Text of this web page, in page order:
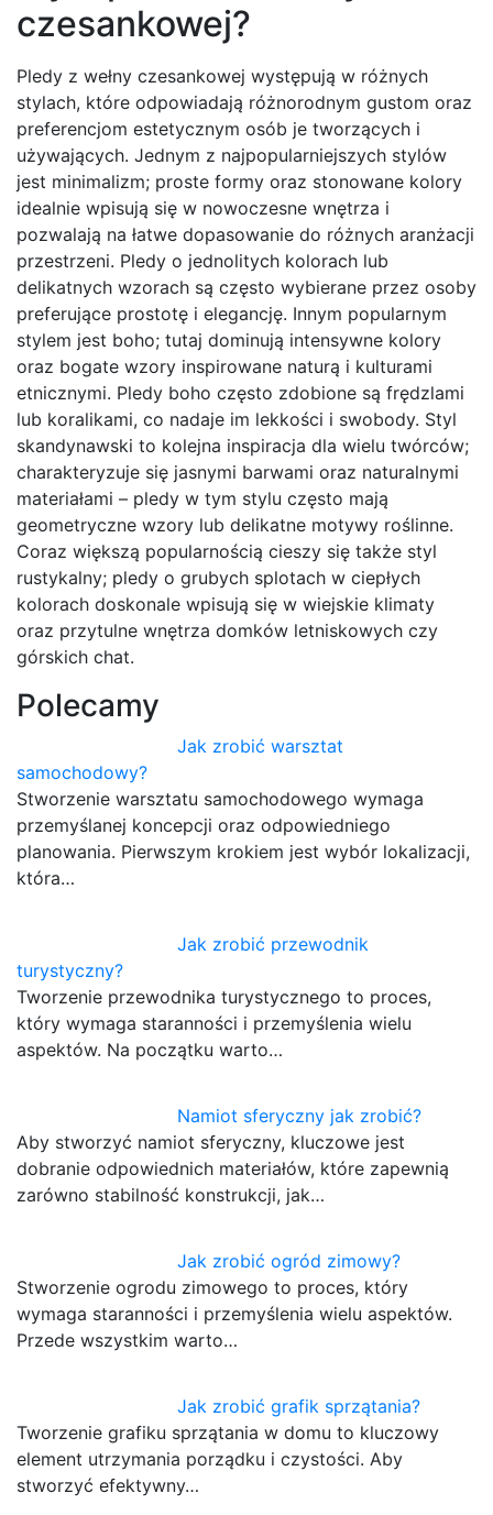
czesankowej?
Pledy z wełny czesankowej występują w różnych
stylach, które odpowiadają różnorodnym gustom oraz
preferencjom estetycznym osób je tworzących i
używających. Jednym z najpopularniejszych stylów
jest minimalizm; proste formy oraz stonowane kolory
idealnie wpisują się w nowoczesne wnętrza i
pozwalają na łatwe dopasowanie do różnych aranżacji
przestrzeni. Pledy o jednolitych kolorach lub
delikatnych wzorach są często wybierane przez osoby
preferujące prostotę i elegancję. Innym popularnym
stylem jest boho; tutaj dominują intensywne kolory
oraz bogate wzory inspirowane naturą i kulturami
etnicznymi. Pledy boho często zdobione są frędzlami
lub koralikami, co nadaje im lekkości i swobody. Styl
skandynawski to kolejna inspiracja dla wielu twórców;
charakteryzuje się jasnymi barwami oraz naturalnymi
materiałami – pledy w tym stylu często mają
geometryczne wzory lub delikatne motywy roślinne.
Coraz większą popularnością cieszy się także styl
rustykalny; pledy o grubych splotach w ciepłych
kolorach doskonale wpisują się w wiejskie klimaty
oraz przytulne wnętrza domków letniskowych czy
górskich chat.
Polecamy
Jak zrobić warsztat
samochodowy?
Stworzenie warsztatu samochodowego wymaga
przemyślanej koncepcji oraz odpowiedniego
planowania. Pierwszym krokiem jest wybór lokalizacji,
która…
Jak zrobić przewodnik
turystyczny?
Tworzenie przewodnika turystycznego to proces,
który wymaga staranności i przemyślenia wielu
aspektów. Na początku warto…
Namiot sferyczny jak zrobić?
Aby stworzyć namiot sferyczny, kluczowe jest
dobranie odpowiednich materiałów, które zapewnią
zarówno stabilność konstrukcji, jak…
Jak zrobić ogród zimowy?
Stworzenie ogrodu zimowego to proces, który
wymaga staranności i przemyślenia wielu aspektów.
Przede wszystkim warto…
Jak zrobić grafik sprzątania?
Tworzenie grafiku sprzątania w domu to kluczowy
element utrzymania porządku i czystości. Aby
stworzyć efektywny…